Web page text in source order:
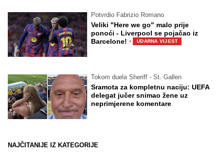
Potvrdio Fabrizio Romano
Veliki "Here we go" malo prije
ponoći - Liverpool se pojačao iz
Barcelone! · UDARNA VIJEST
Tokom duela Sheriff - St. Gallen
Sramota za kompletnu naciju: UEFA
delegat jučer snimao žene uz
neprimjerene komentare
NAJČITANIJE IZ KATEGORIJE